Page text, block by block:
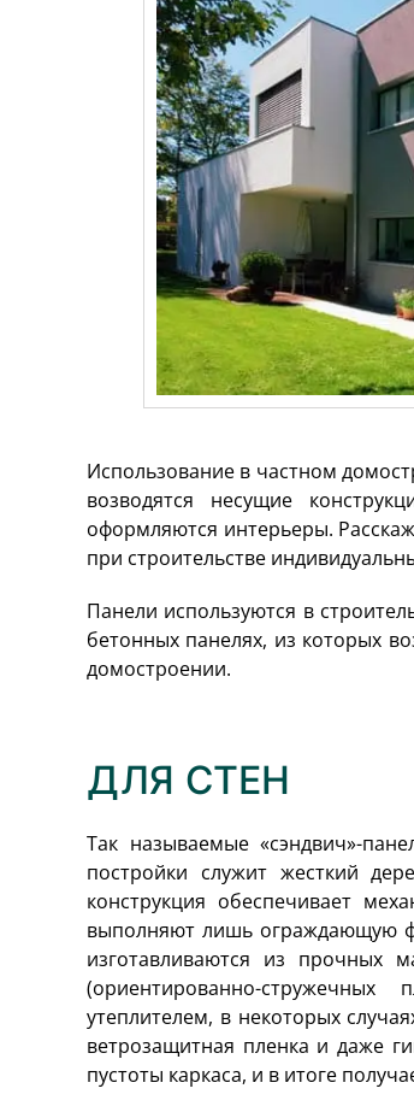
Использование в частном
возводятся несущие
оформляются интерьеры.
при строительстве
Панели используются в
бетонных панелях, из которых
домостроении.
ДЛЯ СТЕН
Так называемые «сэндвич»-
постройки служит жесткий
конструкция обеспечивает
выполняют лишь ограждающую
изготавливаются из прочных
(ориентированно-
утеплителем, в некоторых
ветрозащитная пленка и даже
пустоты каркаса, и в итоге